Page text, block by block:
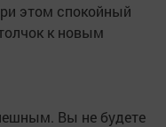
этом спокойный
к новым
Вы не будете